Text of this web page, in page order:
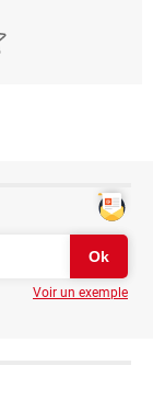
Voir un exemple